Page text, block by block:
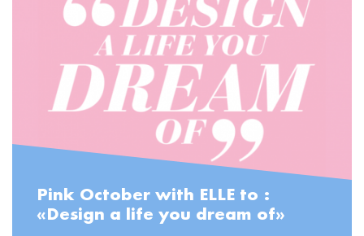
Pink October with ELLE to :
«Design a life you dream of»